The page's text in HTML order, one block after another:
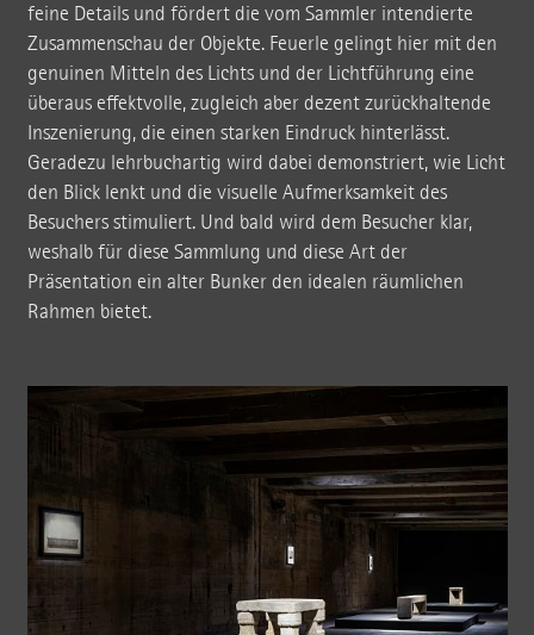
feine Details und fördert die vom Sammler intendierte
Zusammenschau der Objekte. Feuerle gelingt hier mit den
genuinen Mitteln des Lichts und der Lichtführung eine
überaus effektvolle, zugleich aber dezent zurückhaltende
Inszenierung, die einen starken Eindruck hinterlässt.
Geradezu lehrbuchartig wird dabei demonstriert, wie Licht
den Blick lenkt und die visuelle Aufmerksamkeit des
Besuchers stimuliert. Und bald wird dem Besucher klar,
weshalb für diese Sammlung und diese Art der
Präsentation ein alter Bunker den idealen räumlichen
Rahmen bietet.